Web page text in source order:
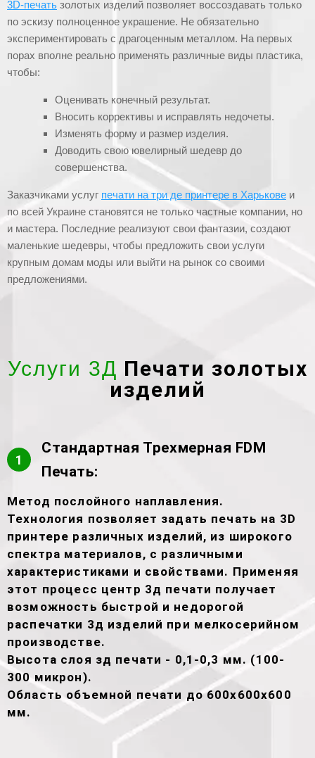
3D-печать золотых изделий позволяет воссоздавать только
по эскизу полноценное украшение. Не обязательно
экспериментировать с драгоценным металлом. На первых
порах вполне реально применять различные виды пластика,
чтобы:
Оценивать конечный результат.
Вносить коррективы и исправлять недочеты.
Изменять форму и размер изделия.
Доводить свою ювелирный шедевр до
совершенства.
Заказчиками услуг печати на три де принтере в Харькове и
по всей Украине становятся не только частные компании, но
и мастера. Последние реализуют свои фантазии, создают
маленькие шедевры, чтобы предложить свои услуги
крупным домам моды или выйти на рынок со своими
предложениями.
Услуги 3Д Печати золотых
изделий
1
Стандартная Трехмерная FDM
Печать:
Метод послойного наплавления.
Технология позволяет задать печать на 3D
принтере различных изделий, из широкого
спектра материалов, с различными
характеристиками и свойствами. Применяя
этот процесс центр 3д печати получает
возможность быстрой и недорогой
распечатки 3д изделий при мелкосерийном
производстве.
Высота слоя зд печати - 0,1-0,3 мм. (100-
300 микрон).
Область объемной печати до 600х600х600
мм.